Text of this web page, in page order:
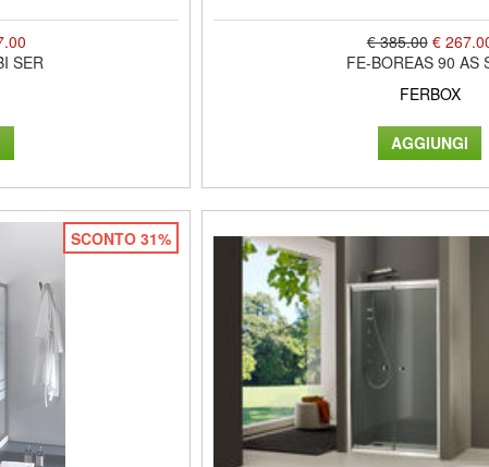
SER
€ 385.00 €
FE-BOREAS 90 AS
FERBOX
SCONTO 31%